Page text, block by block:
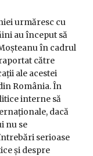
urmăresc cu
au început să
în cadrul
către
ale acestei
România. În
interne să
dacă
nu se
serioase
și despre